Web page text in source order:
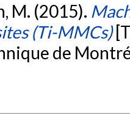
M. (2015).
(Ti-MMCs)
de